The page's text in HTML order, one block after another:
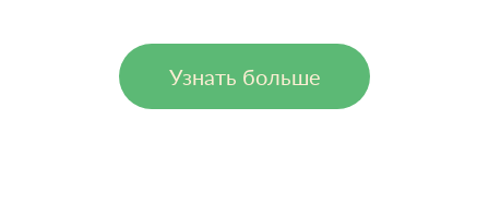
Узнать больше